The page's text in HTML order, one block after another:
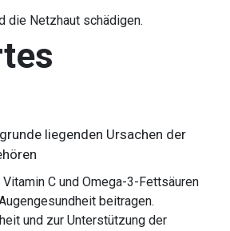
die Netzhaut schädigen.
liegenden Ursachen der
C und Omega-3-Fettsäuren
beitragen.
und zur Unterstützung der